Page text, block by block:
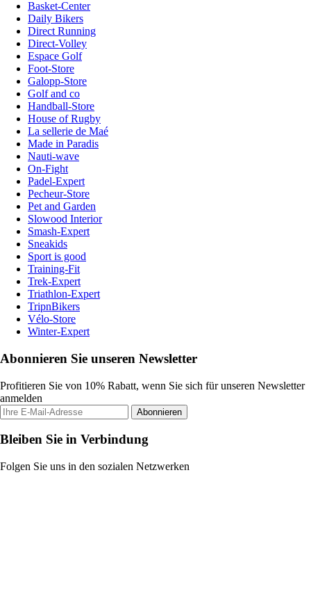
Basket-Center
Daily Bikers
Direct Running
Direct-Volley
Espace Golf
Foot-Store
Galopp-Store
Golf and co
Handball-Store
House of Rugby
La sellerie de Maé
Made in Paradis
Nauti-wave
On-Fight
Padel-Expert
Pecheur-Store
Pet and Garden
Slowood Interior
Smash-Expert
Sneakids
Sport is good
Training-Fit
Trek-Expert
Triathlon-Expert
TripnBikers
Vélo-Store
Winter-Expert
Abonnieren Sie unseren Newsletter
Profitieren Sie von 10% Rabatt, wenn Sie sich für unseren Newsletter
anmelden
Abonnieren
Bleiben Sie in Verbindung
Folgen Sie uns in den sozialen Netzwerken